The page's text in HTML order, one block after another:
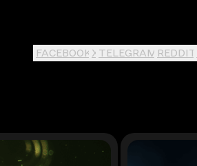
FACEBOOK X TELEGRAM REDDIT